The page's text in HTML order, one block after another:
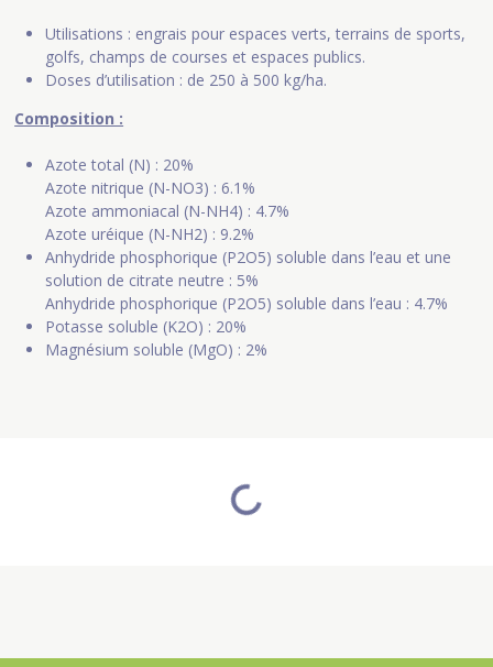
Utilisations : engrais pour espaces verts, terrains de sports,
golfs, champs de courses et espaces publics.
Doses d’utilisation : de 250 à 500 kg/ha.
Composition :
Azote total (N) : 20%
Azote nitrique (N-NO3) : 6.1%
Azote ammoniacal (N-NH4) : 4.7%
Azote uréique (N-NH2) : 9.2%
Anhydride phosphorique (P2O5) soluble dans l’eau et une
solution de citrate neutre : 5%
Anhydride phosphorique (P2O5) soluble dans l’eau : 4.7%
Potasse soluble (K2O) : 20%
Magnésium soluble (MgO) : 2%
NOS CLIENTS ONT ÉGALEMENT